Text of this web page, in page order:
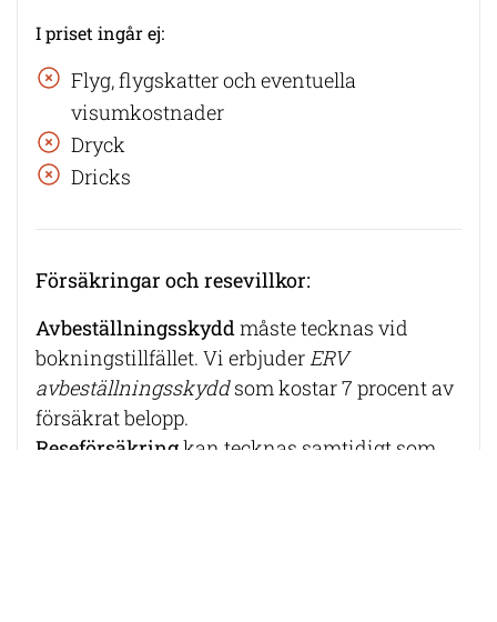
I priset ingår ej:
​Flyg, flygskatter och eventuella
visumkostnader
Dryck
Dricks
Försäkringar och resevillkor:
Avbeställningsskyddmåste tecknas vid
bokningstillfället. Vi erbjuderERV
avbeställningsskyddsom kostar 7 procent av
försäkrat belopp.
Reseförsäkringkan tecknas samtidigt som